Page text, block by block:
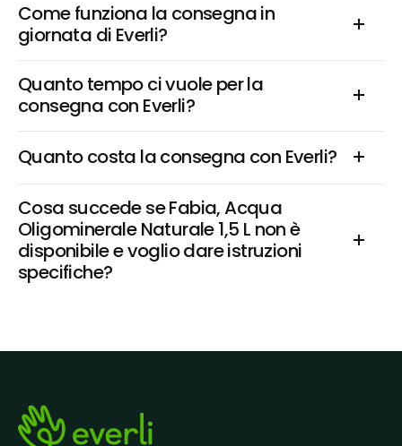
Come funziona la consegna in
giornata di Everli?
Quanto tempo ci vuole per la
consegna con Everli?
Quanto costa la consegna con Everli?
Cosa succede se Fabia, Acqua
Oligominerale Naturale 1,5 L non è
disponibile e voglio dare istruzioni
specifiche?